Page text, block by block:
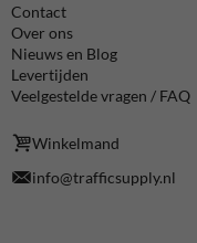
Contact
Over ons
Nieuws en Blog
Levertijden
Veelgestelde vragen / FAQ
Winkelmand
info@trafficsupply.nl